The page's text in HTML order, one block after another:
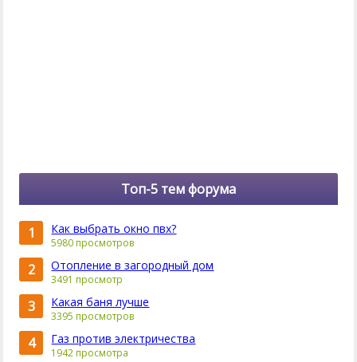
Топ-5 тем форума
1 Как выбрать окно пвх?
5980 просмотров
2 Отопление в загородный дом
3491 просмотр
3 Какая баня лучше
3395 просмотров
4 Газ против электричества
1942 просмотра